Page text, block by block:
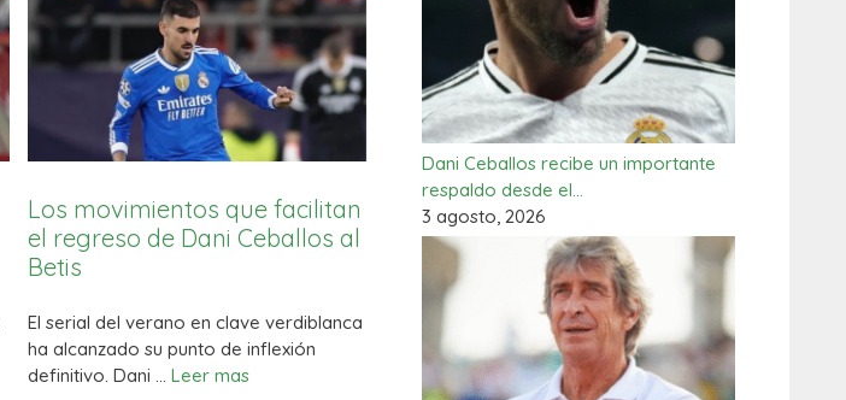
Los movimientos que facilitan
el regreso de Dani Ceballos al
Betis
El serial del verano en clave verdiblanca
ha alcanzado su punto de inflexión
definitivo. Dani …Leer mas
Dani Ceballos recibe un importante
respaldo desde el…
3 agosto, 2026